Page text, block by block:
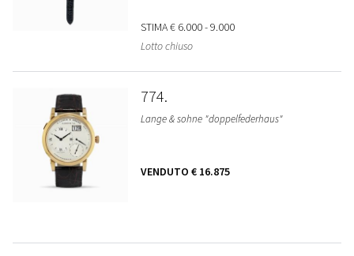
STIMA€ 6.000 - 9.000
Lotto chiuso
774
Lange & sohne "doppelfederhaus"
VENDUTO € 16.875